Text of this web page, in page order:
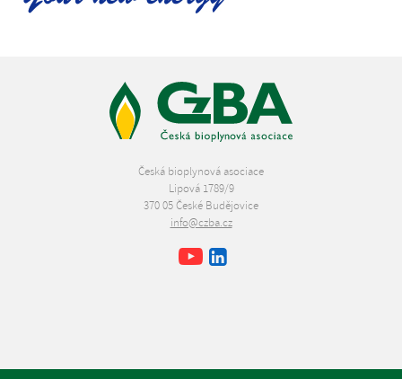
Česká bioplynová asociace
Lipová 1789/9
370 05 České Budějovice
info@czba.cz
Facebook
Youtube